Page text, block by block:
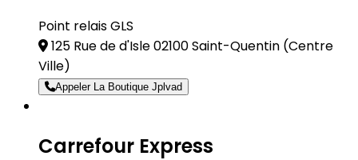
Point relais GLS
125 Rue de d'Isle 02100 Saint-Quentin (Centre
Ville)
Appeler La Boutique Jplvad
Carrefour Express